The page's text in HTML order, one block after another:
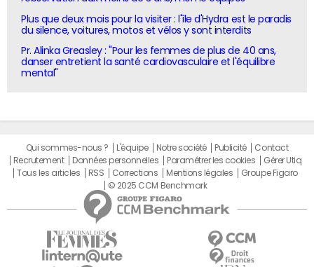
Plus que deux mois pour la visiter : l'île d'Hydra est le paradis
du silence, voitures, motos et vélos y sont interdits
Pr. Alinka Greasley : "Pour les femmes de plus de 40 ans,
danser entretient la santé cardiovasculaire et l'équilibre
mental"
Qui sommes-nous ? L'équipe Notre société Publicité
Contact
Recrutement
Données personnelles Paramétrer les cookies
Gérer Utiq
Tous les articles
RSS Corrections Mentions légales
Groupe Figaro
© 2025 CCM Benchmark